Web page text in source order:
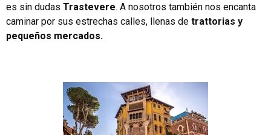
es sin dudas Trastevere. A nosotros también nos encanta
caminar por sus estrechas calles, llenas de trattorias y
pequeños mercados.